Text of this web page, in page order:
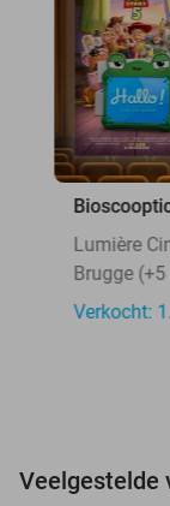
Lumière
Brugge
Verkocht:
Veelgestelde